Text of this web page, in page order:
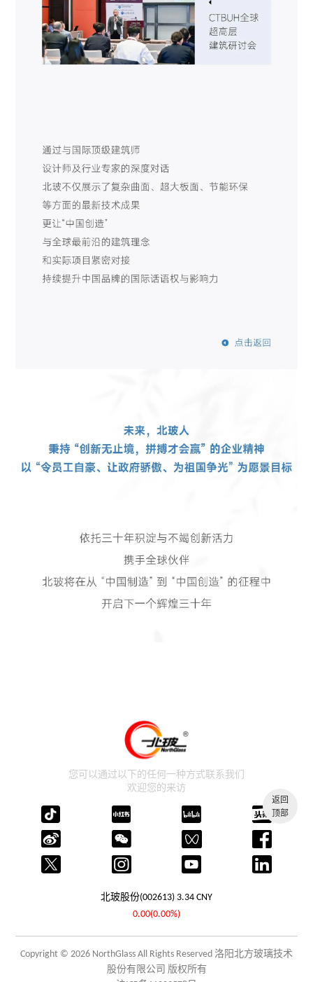
返回
顶部
您可以通过以下的任何一种方式联系我们
欢迎您的来访
北玻股份(002613) 3.34 CNY
0.00(0.00%)
Copyright © 2026 NorthGlass All Rights Reserved 洛阳北方玻璃技术
股份有限公司 版权所有